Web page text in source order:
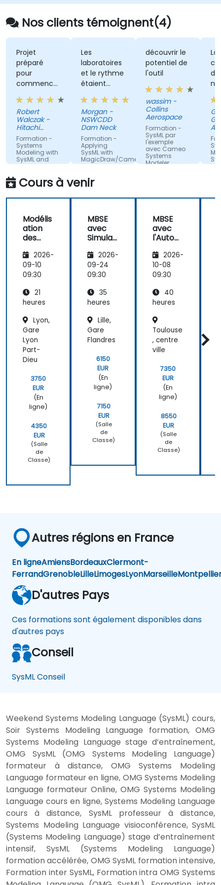
Nos clients témoignent(4)
Projet
préparé
pour
commencer
à travailler
dès le début
sans perdre
de temps à
configurer
des fichiers
inutiles pour
les
exercices.
Disposition à
répondre à
questions
des
participants.
Robert
Walczak -
Hitachi
Energy
Formation -
Systems
Modeling with
SysML and
Enterprise
Traduction
automatique
Les
laboratoires
et le rythme
étaient
excellents
Morgan -
NSWCDD
Dam Neck
Formation -
Applying
SysML with
MagicDraw/Cameo
automatique
découvrir le
potentiel de
l'outil
wassim -
Collins
Aerospace
Formation -
SysML par
l'exemple
avec Cameo
Systems
Modeler
La
Cours à venir
Modélis
ation
des
es avec
SysML
et
ise
Archite
2026-
09-10
09:30
21
heures
Lyon,
Gare
Lyon
Part-
Dieu
3750
EUR
(En
ligne)
4350
EUR
(Salle
de
Classe)
MBSE
avec
Simulati
Avancé
e
2026-
09-24
09:30
35
heures
Lille,
Gare
Flandres
6150
EUR
(En
ligne)
7150
EUR
(Salle
de
Classe)
MBSE
avec
l'Autom
n
2026-
10-08
09:30
40
heures
Toulouse
, centre
ville
7350
EUR
(En
ligne)
8550
EUR
(Salle
de
Classe)
Autres régions en France
En ligneAmiensBordeauxClermont-
FerrandGrenobleLilleLimogesLyonMarseille
D'autres Pays
Ces formations sont également disponibles dans
d'autres pays
Conseil
SysML Conseil
Weekend Systems Modeling Language (SysML) cours,
Soir Systems Modeling Language formation, OMG
Systems Modeling Language stage d’entraînement,
OMG SysML (OMG Systems Modeling Language)
formateur à distance, OMG Systems Modeling
Language formateur en ligne, OMG Systems Modeling
Language formateur Online, OMG Systems Modeling
Language cours en ligne, Systems Modeling Language
cours à distance, SysML professeur à distance,
Systems Modeling Language visioconférence, SysML
(Systems Modeling Language) stage d’entraînement
intensif, SysML (Systems Modeling Language)
formation accélérée, OMG SysML formation intensive,
Formation inter SysML, Formation intra OMG Systems